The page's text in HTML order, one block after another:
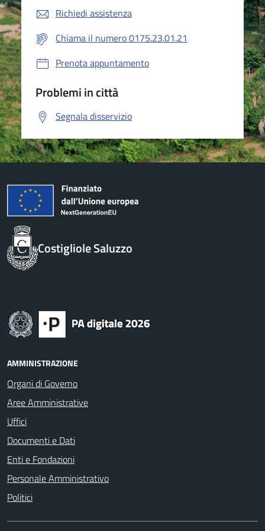
Richiedi assistenza
Chiama il numero 0175.23.01.21
Prenota appuntamento
Problemi in città
Segnala disservizio
Costigliole Saluzzo
AMMINISTRAZIONE
Organi di Governo
Aree Amministrative
Uffici
Documenti e Dati
Enti e Fondazioni
Personale Amministrativo
Politici